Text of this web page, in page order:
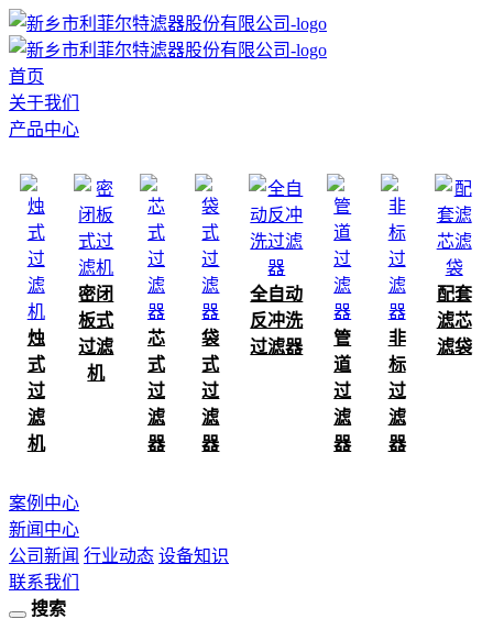
首页
关于我们
产品中心
烛
式
过
滤
机
密闭
板式
过滤
机
芯
式
过
滤
器
袋
式
过
滤
器
全自动
反冲洗
过滤器
管
道
过
滤
器
非
标
过
滤
器
配套
滤芯
滤袋
案例中心
新闻中心
公司新闻 行业动态 设备知识
联系我们
搜索